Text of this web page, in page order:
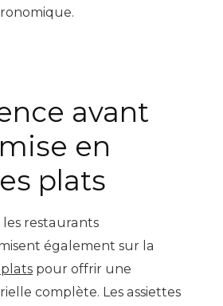
avant
en
plats
restaurants
également sur la
pour offrir une
complète. Les assiettes